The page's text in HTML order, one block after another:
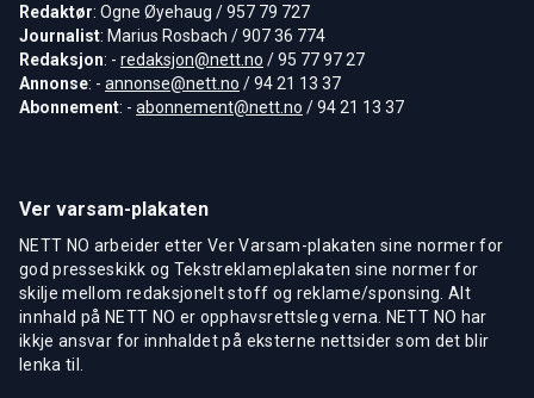
Redaktør: Ogne Øyehaug / 957 79 727
Journalist: Marius Rosbach / 907 36 774
Redaksjon: - redaksjon@nett.no / 95 77 97 27
Annonse: - annonse@nett.no / 94 21 13 37
Abonnement: - abonnement@nett.no / 94 21 13 37
Ver varsam-plakaten
NETT NO arbeider etter Ver Varsam-plakaten sine normer for
god presseskikk og Tekstreklameplakaten sine normer for
skilje mellom redaksjonelt stoff og reklame/sponsing. Alt
innhald på NETT NO er opphavsrettsleg verna. NETT NO har
ikkje ansvar for innhaldet på eksterne nettsider som det blir
lenka til.